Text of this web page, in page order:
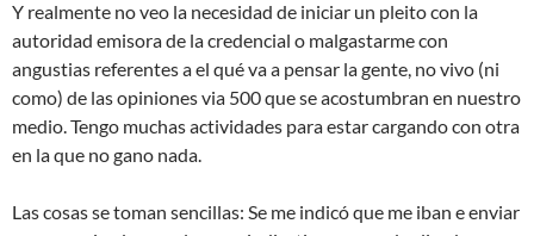
Y realmente no veo la necesidad de iniciar un pleito con la
autoridad emisora de la credencial o malgastarme con
angustias referentes a el qué va a pensar la gente, no vivo (ni
como) de las opiniones via 500 que se acostumbran en nuestro
medio. Tengo muchas actividades para estar cargando con otra
en la que no gano nada.
Las cosas se toman sencillas: Se me indicó que me iban e enviar